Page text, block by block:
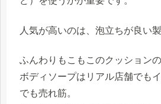
人気が高いのは、泡立ちが良い製
ふんわりもこもこのクッション
ボディソープはリアル店舗でも
でも売れ筋。